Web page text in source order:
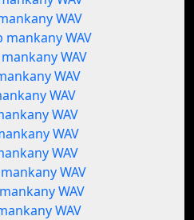
WAV
mankany WAV
WAV
WAV
WAV
WAV
WAV
WAV
WAV
WAV
WAV